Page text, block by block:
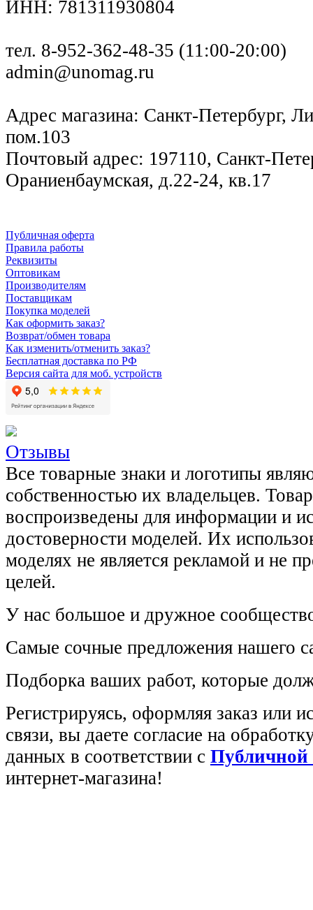
ИНН: 781311930804
тел. 8-952-362-48-35 (11:00-20:00)
admin@unomag.ru
Адрес магазина: Санкт-Петербург,
пом.103
Почтовый адрес: 197110, Санкт-
Ораниенбаумская, д.22-24, кв.17
Публичная оферта
Правила работы
Реквизиты
Оптовикам
Производителям
Поставщикам
Покупка моделей
Как оформить заказ?
Возврат/обмен товара
Как изменить/отменить заказ?
Бесплатная доставка по РФ
Версия сайта для моб. устройств
Отзывы
Все товарные знаки и логотипы
собственностью их владельцев.
воспроизведены для информации и
достоверности моделей. Их
моделях не является рекламой и не
целей.
У нас большое и дружное
Самые сочные предложения нашего
Подборка ваших работ, которые
Регистрируясь, оформляя заказ или
связи, вы даете согласие на
данных в соответствии с Публичной
интернет-магазина!